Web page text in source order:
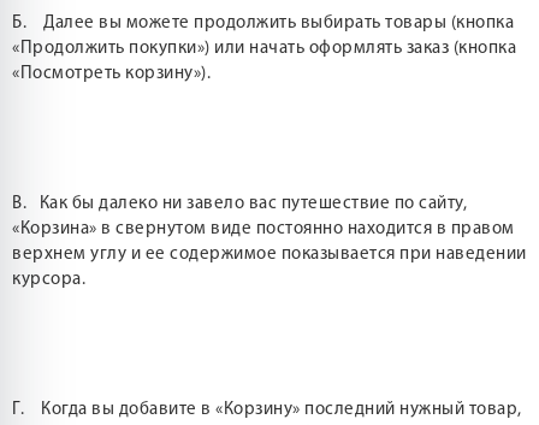
Б. Далее вы можете продолжить выбирать товары (кнопка
«Продолжить покупки») или начать оформлять заказ (кнопка
«Посмотреть корзину»).
В. Как бы далеко ни завело вас путешествие по сайту,
«Корзина» в свернутом виде постоянно находится в правом
верхнем углу и ее содержимое показывается при наведении
курсора.
Г. Когда вы добавите в «Корзину» последний нужный товар,